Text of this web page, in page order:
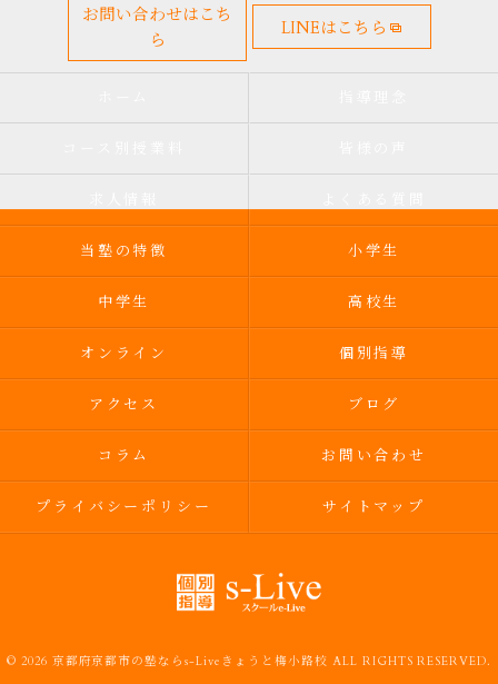
お問い合わせはこち
ら
LINEはこちら
当塾の特徴 小学生
中学生 高校生
オンライン 個別指導
アクセス ブログ
コラム お問い合わせ
プライバシーポリシー サイトマップ
© 2026 京都府京都市の塾ならs-Liveきょうと梅小路校 ALL RIGHTS RESERVED.